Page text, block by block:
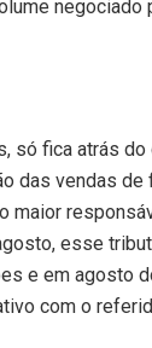
negociado
só fica atrás
das vendas de
maior
esse
e em agosto
com o